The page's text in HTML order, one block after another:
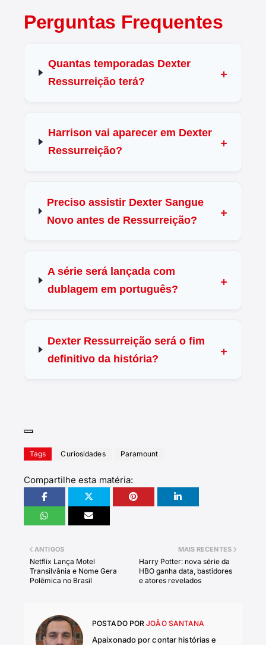
Perguntas Frequentes
Quantas temporadas Dexter
Ressurreição terá?
Harrison vai aparecer em Dexter
Ressurreição?
Preciso assistir Dexter Sangue
Novo antes de Ressurreição?
A série será lançada com
dublagem em português?
Dexter Ressurreição será o fim
definitivo da história?
Tags Curiosidades Paramount
Compartilhe esta matéria:
MAIS RECENTES
Harry Potter: nova série da
HBO ganha data, bastidores
e atores revelados
ANTIGOS
Netflix Lança Motel
Transilvânia e Nome Gera
Polêmica no Brasil
POSTADO POR JOÃO SANTANA
Apaixonado por contar histórias e